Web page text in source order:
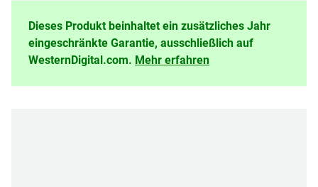
Dieses Produkt beinhaltet ein zusätzliches Jahr
eingeschränkte Garantie, ausschließlich auf
WesternDigital.com. Mehr erfahren